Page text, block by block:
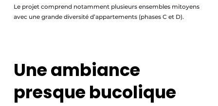
Le projet comprend notamment plusieurs ensembles mitoyens
avec une grande diversité d’appartements (phases C et D).
Une ambiance
presque bucolique